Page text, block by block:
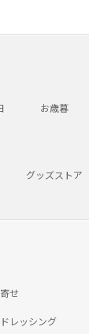
お歳暮
グッズストア
せ
レッシング